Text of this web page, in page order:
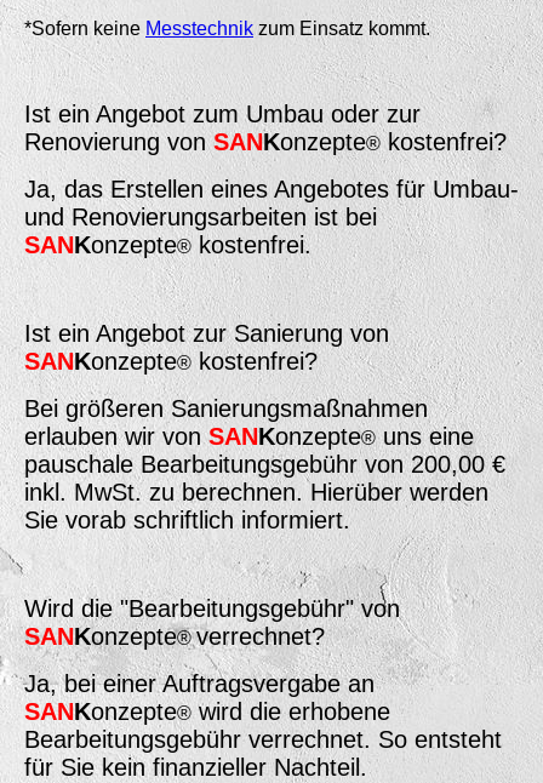
*Sofern keine Messtechnik zum Einsatz kommt.
Ist ein Angebot zum Umbau oder zur
Renovierung vonSANKonzepte®kostenfrei?
Ja, das Erstellen eines Angebotes für Umbau-
und Renovierungsarbeiten ist bei
SANKonzepte®kostenfrei.
Ist ein Angebot zur Sanierung von
SANKonzepte®kostenfrei?
Bei größeren Sanierungsmaßnahmen
erlauben wir vonSANKonzepte®uns eine
pauschale Bearbeitungsgebühr von 200,00 €
inkl. MwSt. zu berechnen. Hierüber werden
Sie vorab schriftlich informiert.
Wird die "Bearbeitungsgebühr" von
SANKonzepte®verrechnet?
Ja, bei einer Auftragsvergabe an
SANKonzepte®wird die erhobene
Bearbeitungsgebühr verrechnet. So entsteht
für Sie kein finanzieller Nachteil.